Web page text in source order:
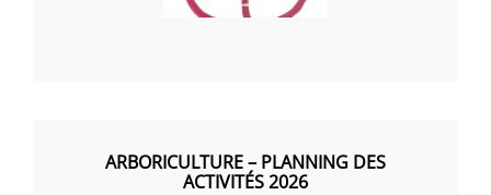
ARBORICULTURE – PLANNING DES
ACTIVITÉS 2026